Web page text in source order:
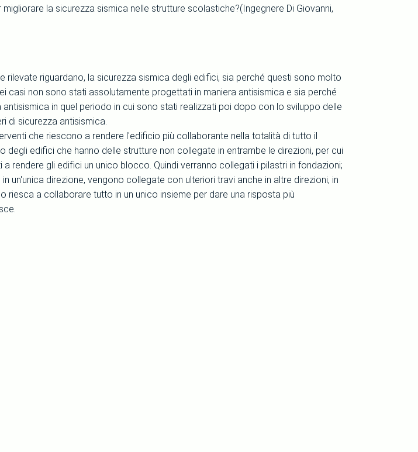
la sicurezza sismica nelle strutture scolastiche?(Ingegnere Di Giovanni,
rilevate riguardano, la sicurezza sismica degli edifici, sia perché questi sono molto
casi non sono stati assolutamente progettati in maniera antisismica e sia perché
in quel periodo in cui sono stati realizzati poi dopo con lo sviluppo delle
di sicurezza antisismica.
che riescono a rendere l'edificio più collaborante nella totalità di tutto il
edifici che hanno delle strutture non collegate in entrambe le direzioni, per cui
rendere gli edifici un unico blocco. Quindi verranno collegati i pilastri in fondazioni;
un'unica direzione, vengono collegate con ulteriori travi anche in altre direzioni, in
riesca a collaborare tutto in un unico insieme per dare una risposta più